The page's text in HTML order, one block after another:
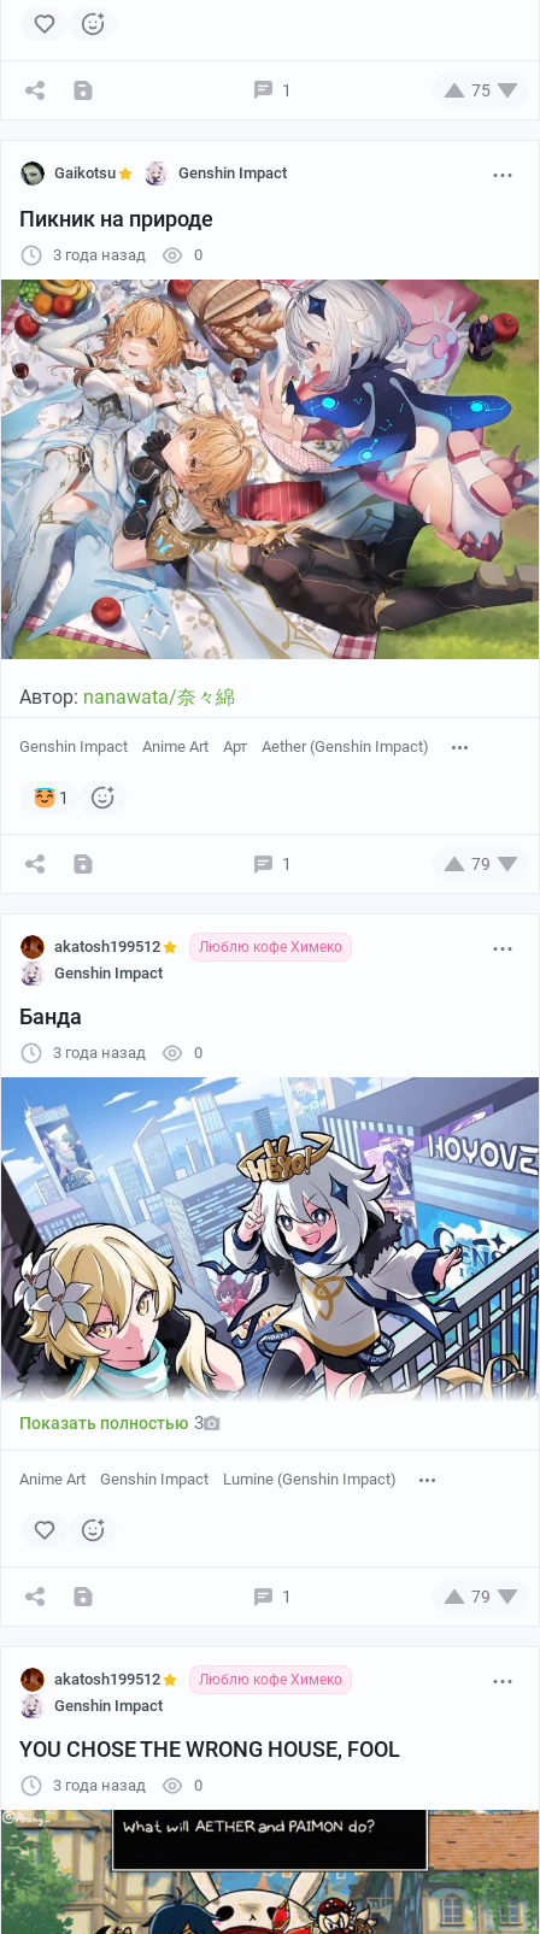
1 75
Gaikotsu Genshin Impact
Пикник на природе
3 года назад 0
Автор: nanawata/奈々綿
Genshin Impact Anime Art Арт Aether (Genshin Impact)
1
1 79
akatosh199512 Люблю кофе Химеко
Genshin Impact
Банда
3 года назад 0
Показать полностью 3
Anime Art Genshin Impact Lumine (Genshin Impact)
1 79
akatosh199512 Люблю кофе Химеко
Genshin Impact
YOU CHOSE THE WRONG HOUSE, FOOL
3 года назад 0